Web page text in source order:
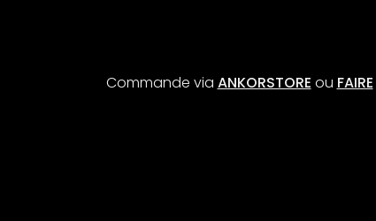
Commande via ANKORSTORE ou FAIRE